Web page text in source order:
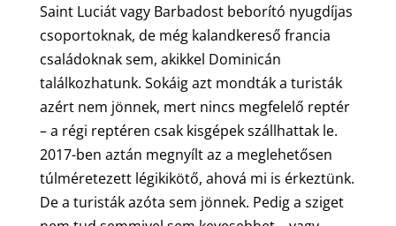
Saint Luciát vagy Barbadost beborító nyugdíjas
csoportoknak, de még kalandkereső francia
családoknak sem, akikkel Dominicán
találkozhatunk. Sokáig azt mondták a turisták
azért nem jönnek, mert nincs megfelelő reptér
– a régi reptéren csak kisgépek szállhattak le.
2017-ben aztán megnyílt az a meglehetősen
túlméretezett légikikötő, ahová mi is érkeztünk.
De a turisták azóta sem jönnek. Pedig a sziget